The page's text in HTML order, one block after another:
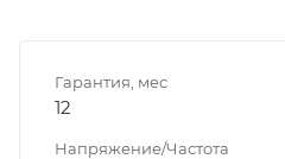
Гарантия, мес
12
Напряжение/Частота